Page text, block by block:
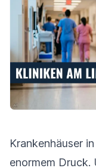
Krankenhäuser
enormem Druck.